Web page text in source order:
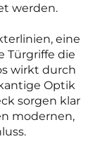
werden.
eine
Türgriffe die
wirkt durch
Optik
sorgen klar
modernen,